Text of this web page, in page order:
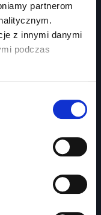
partnerom
z innymi danymi
podczas